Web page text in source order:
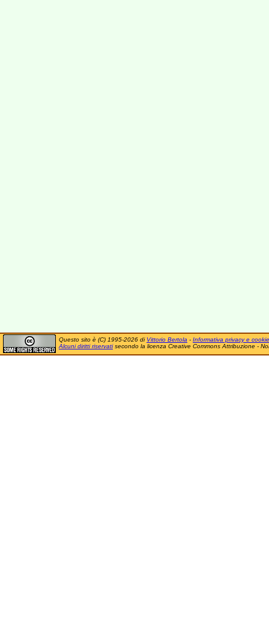
Questo sito è (C) 1995-2026 di Vittorio Bertola - Informativa privacy e cookie
Alcuni diritti riservatisecondo la licenza Creative Commons Attribuzione -